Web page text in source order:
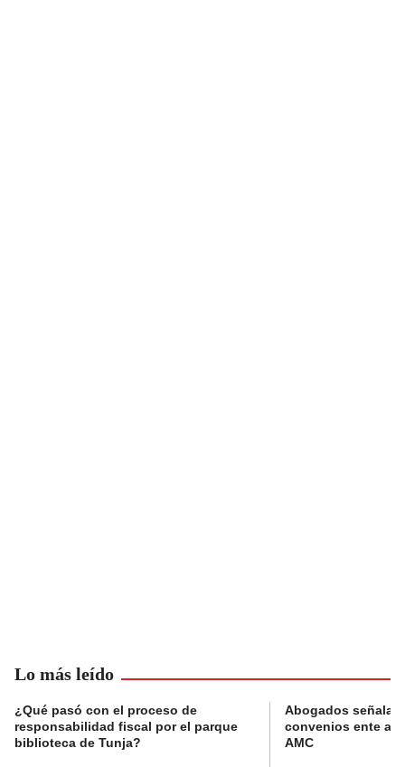
Lo más leído
¿Qué pasó con el proceso de
responsabilidad fiscal por el parque
biblioteca de Tunja?
Abogados
convenios ente
AMC